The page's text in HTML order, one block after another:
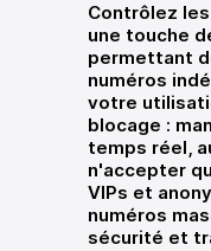
Contrôlez
une touche
permettant
numéros
votre
blocage :
temps réel,
n'accepter
VIPs et
numéros
sécurité et